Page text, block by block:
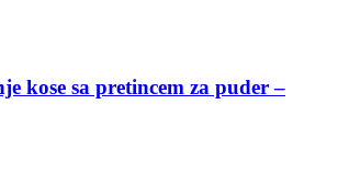
kose sa pretincem za puder –